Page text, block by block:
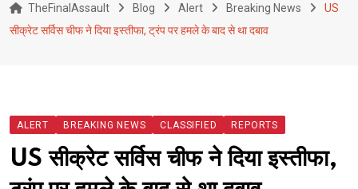
War
Alert
Viral
TheFinalAssault Blog Alert Breaking News
US
सीक्रेट सर्विस चीफ ने दिया इस्तीफा, ट्रंप पर हमले के बाद से था दबाव
ALERT BREAKING NEWS CLASSIFIED REPORTS
US सीक्रेट सर्विस चीफ ने दिया इस्तीफा,